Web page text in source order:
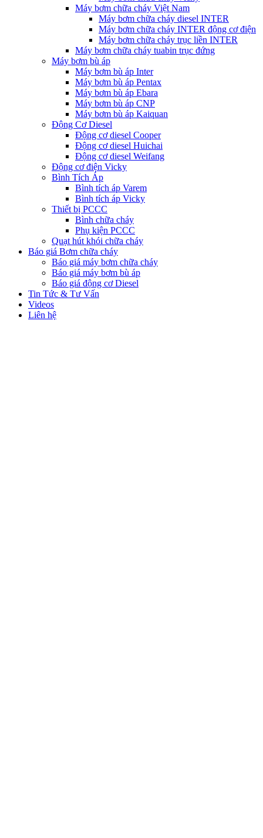
Máy bơm chữa cháy Việt Nam
Máy bơm chữa cháy diesel INTER
Máy bơm chữa cháy INTER động cơ điện
Máy bơm chữa cháy trục liền INTER
Máy bơm chữa cháy tuabin trục đứng
Máy bơm bù áp
Máy bơm bù áp Inter
Máy bơm bù áp Pentax
Máy bơm bù áp Ebara
Máy bơm bù áp CNP
Máy bơm bù áp Kaiquan
Động Cơ Diesel
Động cơ diesel Cooper
Động cơ diesel Huichai
Động cơ diesel Weifang
Động cơ điện Vicky
Bình Tích Áp
Bình tích áp Varem
Bình tích áp Vicky
Thiết bị PCCC
Bình chữa cháy
Phụ kiện PCCC
Quạt hút khói chữa cháy
Báo giá Bơm chữa cháy
Báo giá máy bơm chữa cháy
Báo giá máy bơm bù áp
Báo giá động cơ Diesel
Tin Tức & Tư Vấn
Videos
Liên hệ